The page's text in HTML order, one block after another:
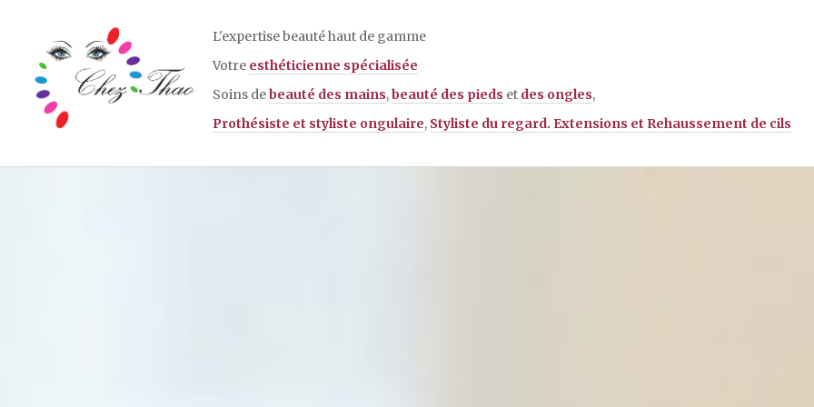
contenu
principal
L'expertise beauté haut de gamme
Votre esthéticienne spécialisée
Soins debeauté des mains,beauté des pieds et des ongles,
Prothésiste et styliste ongulaire, Styliste du regard. Extensions et Rehaussement de cils